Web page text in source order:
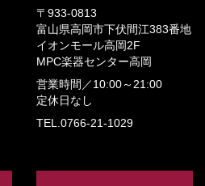
〒933-0813
富山県高岡市下伏間江383番地
イオンモール高岡2F
MPC楽器センター高岡
営業時間／ 10:00～21:00
定休日なし
TEL.0766-21-1029